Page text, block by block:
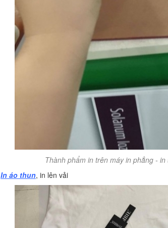
Thành phẩm in trên máy in phẳng -
In áo thun, in lên vải